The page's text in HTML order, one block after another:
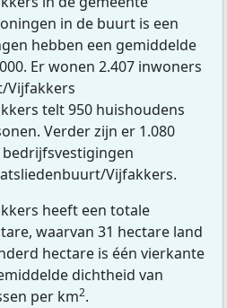
in de buurt is een
hebben een gemiddelde
Er wonen 2.407 inwoners
Vijfakkers
telt 950 huishoudens
Verder zijn er 1.080
bedrijfsvestigingen
Vijfakkers.
heeft een totale
waarvan 31 hectare land
hectare is één vierkante
dichtheid van
per km2.